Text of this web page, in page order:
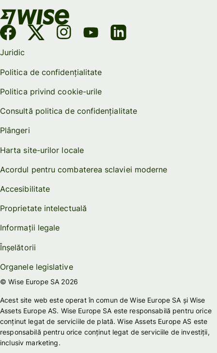
Juridic
Politica de confidențialitate
Politica privind cookie-urile
Consultă politica de confidențialitate
Plângeri
Harta site-urilor locale
Acordul pentru combaterea sclaviei moderne
Accesibilitate
Proprietate intelectuală
Informații legale
Înșelătorii
Organele legislative
© Wise Europe SA 2026
Acest site web este operat în comun de Wise Europe SA și Wise
Assets Europe AS. Wise Europe SA este responsabilă pentru orice
conținut legat de serviciile de plată. Wise Assets Europe AS este
responsabilă pentru orice conținut legat de serviciile de investiții,
inclusiv marketing.